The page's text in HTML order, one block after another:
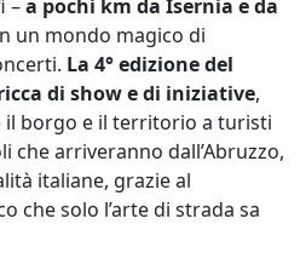
–a pochi km da Isernia e da
un mondo magico di
La 4° edizione del
di show e di iniziative,
il borgo e il territorio a turisti
che arriveranno dall’Abruzzo,
italiane, grazie al
che solo l’arte di strada sa